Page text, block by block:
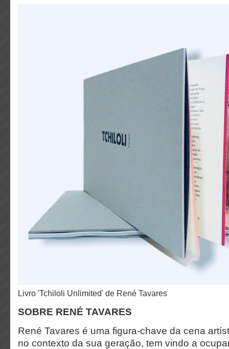
Livro 'Tchiloli Unlimited' de René Tavares
SOBRE RENÉ TAVARES
René Tavares é uma figura-chave da cena
no contexto da sua geração, tem vindo a